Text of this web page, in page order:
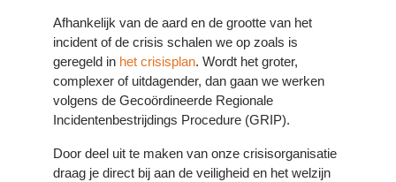
Afhankelijk van de aard en de grootte van het
incident of de crisis schalen we op zoals is
geregeld in het crisisplan. Wordt het groter,
complexer of uitdagender, dan gaan we werken
volgens de Gecoördineerde Regionale
Incidentenbestrijdings Procedure (GRIP).
Door deel uit te maken van onze crisisorganisatie
draag je direct bij aan de veiligheid en het welzijn